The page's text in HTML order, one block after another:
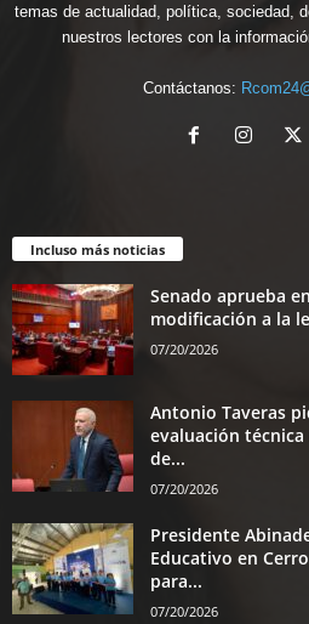
temas de actualidad, política, sociedad,
nuestros lectores con la
Contáctanos:
Incluso más noticias
Senado aprueba
modificación a la
07/20/2026
Antonio Taveras
evaluación
de...
07/20/2026
Presidente
Educativo en
para...
07/20/2026